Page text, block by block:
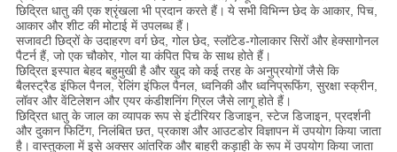
छिद्रित धातु की एक श्रृंखला भी प्रदान करते हैं। ये सभी विभिन्न छेद के आकार, पिच,
आकार और शीट की मोटाई में उपलब्ध हैं।
सजावटी छिद्रों के उदाहरण वर्ग छेद, गोल छेद, स्लॉटेड-गोलाकार सिरों और हेक्सागोनल
पैटर्न हैं, जो एक चौकोर, गोल या कंपित पिच के साथ होते हैं।
छिद्रित इस्पात बेहद बहुमुखी है और खुद को कई तरह के अनुप्रयोगों जैसे कि
बैलस्ट्रैड इंफिल पैनल, रेलिंग इंफिल पैनल, ध्वनिकी और ध्वनिप्रूफिंग, सुरक्षा स्क्रीन,
लॉवर और वेंटिलेशन और एयर कंडीशनिंग ग्रिल जैसे लागू होते हैं।
छिद्रित धातु के जाल का व्यापक रूप से इंटीरियर डिजाइन, स्टेज डिजाइन, प्रदर्शनी
और दुकान फिटिंग, निलंबित छत, प्रकाश और आउटडोर विज्ञापन में उपयोग किया जाता
है। वास्तुकला में इसे अक्सर आंतरिक और बाहरी कड़ाही के रूप में उपयोग किया जाता